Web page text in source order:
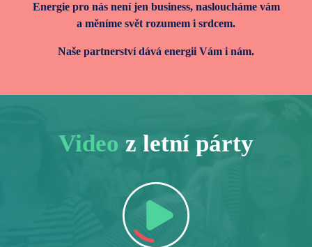
Energie pro nás není jen business, nasloucháme vám
a měníme svět rozumem i srdcem.
Naše partnerství dává energii Vám i nám.
Video z letní párty